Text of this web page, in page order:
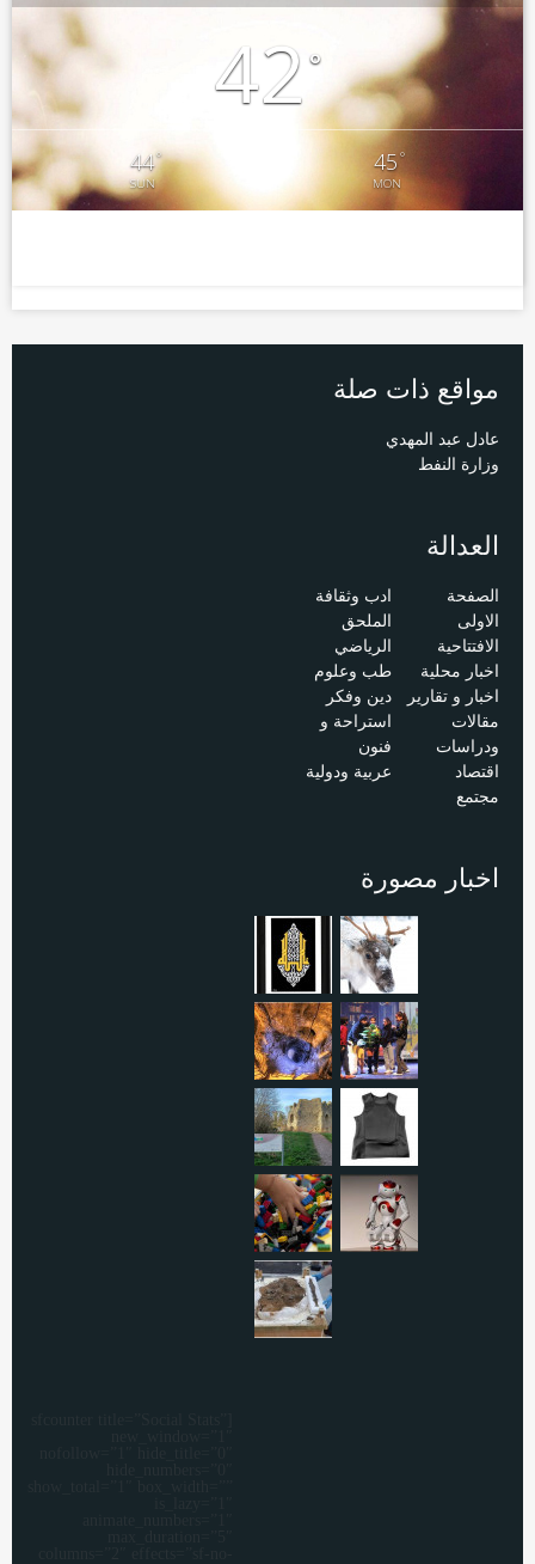
42°
44°
SUN
45°
MON
مواقع ذات صلة
عادل عبد المهدي
وزارة النفط
العدالة
الصفحة
الاولى
الافتتاحية
اخبار محلية
اخبار و تقارير
مقالات
ودراسات
اقتصاد
مجتمع
ادب وثقافة
الملحق
الرياضي
طب وعلوم
دين وفكر
استراحة و
فنون
عربية ودولية
اخبار مصورة